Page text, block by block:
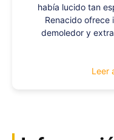
había lucido tan
Renacido ofrece
demoledor y
Leer